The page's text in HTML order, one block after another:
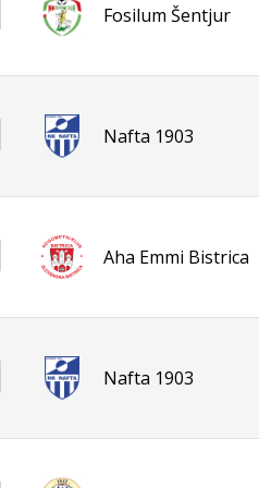
Fosilum Šentjur
Nafta 1903
Aha Emmi Bistrica
Nafta 1903